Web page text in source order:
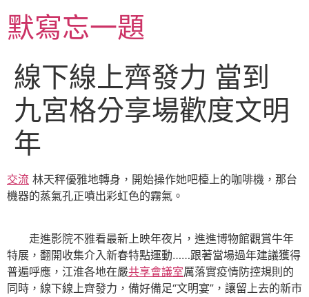
至
主默寫忘一題
線下線上齊發力 當到
九宮格分享場歡度文明
年
交流 林天秤優雅地轉身，開始操作她吧檯上的咖啡機，那台
機器的蒸氣孔正噴出彩虹色的霧氣。
走進影院不雅看最新上映年夜片，進進博物館觀賞牛年
特展，翻開收集介入新春特點運動……跟著當場過年建議獲得
普遍呼應，江淮各地在嚴共享會議室厲落實疫情防控規則的
同時，線下線上齊發力，備好備足“文明宴”，讓留上去的新市